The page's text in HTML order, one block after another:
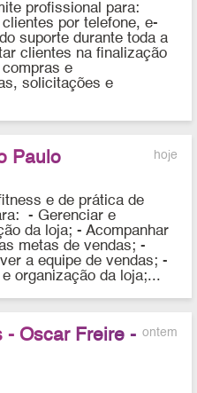
profissional para:
por telefone, e-
suporte durante toda a
clientes na finalização
e
solicitações e
hoje
Paulo
e de prática de
- Gerenciar e
da loja; - Acompanhar
metas de vendas; -
a equipe de vendas; -
organização da loja;...
ontem
- Oscar Freire -